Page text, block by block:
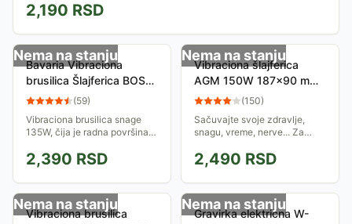
2,190 RSD
Nema na stanju
Bavaria Vibraciona
brusilica Šlajferica BOS
150/2 4460591
(59)
Vibraciona brusilica snage
135W, čija je radna površina
standardnu električnu mrežu.
2,390 RSD
Nema na stanju
Vibraciona šlajferica
AGM 150W 187x90 mm
012761
(150)
Sačuvajte svoje zdravlje,
snagu, vreme, nerve... Za
koristiti ovu vibracionu
šlajfericu po vrlo prihvatljivoj
ceni, čija je...
2,490 RSD
Nema na stanju
Vibraciona brusilica
Nema na stanju
Gravirka električna W-